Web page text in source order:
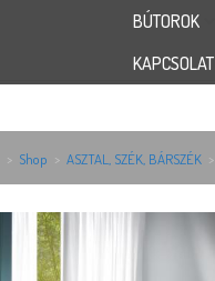
BÚTOROK
KAPCSOLAT
> Shop > ASZTAL, SZÉK, BÁRSZÉK >